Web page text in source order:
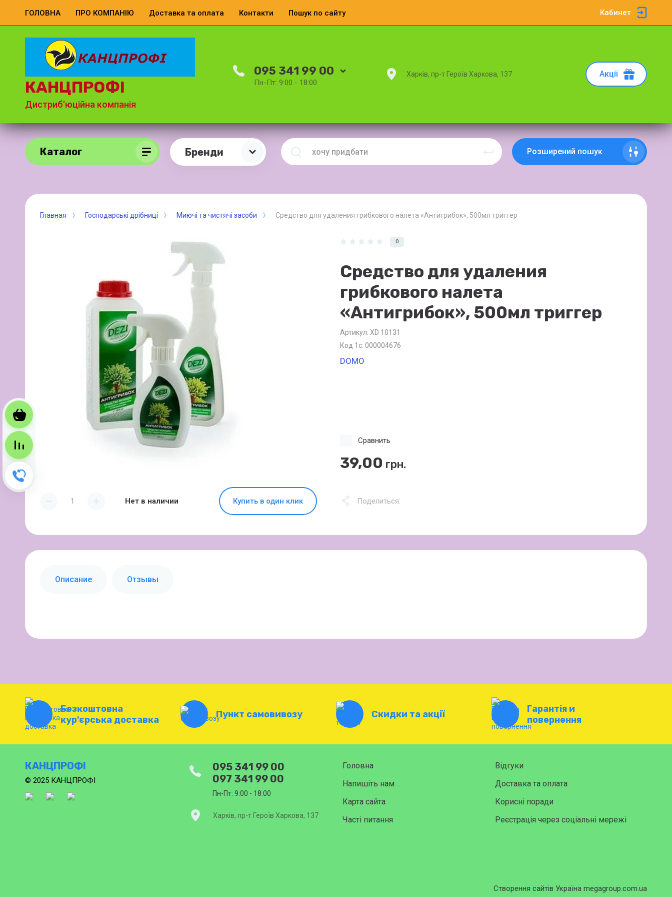
ГОЛОВНА ПРО КОМПАНІЮ Доставка та оплата Контакти Пошук по сайту Кабинет
КАНЦПРОФІ
Дистриб'юційна компанія
095 341 99 00
Пн-Пт: 9:00 - 18:00
Харків, пр-т Героїв Харкова, 137 Акції
Каталог Бренди Розширений пошук
Главная Господарські дрібниці Миючі та чистячі засоби Средство для удаления грибкового налета «Антигрибок», 500мл триггер
0
Средство для удаления
грибкового налета
«Антигрибок», 500мл триггер
Артикул: XD 10131
Код 1с: 000004676
DOMO
39,00 грн.
Сравнить
Нет в наличии Купить в один клик Поделиться:
Описание Отзывы
Безкоштовна
кур'єрська доставка
Пункт самовивозу Скидки та акції
Гарантія и
повернення
КАНЦПРОФІ
© 2025 КАНЦПРОФІ
095 341 99 00
097 341 99 00
Пн-Пт: 9:00 - 18:00
Харків, пр-т Героїв Харкова, 137
Головна
Відгуки
Напишіть нам
Доставка та оплата
Карта сайта
Корисні поради
Часті питання
Реєстрація через соціальні мережі
Створення сайтів Україна megagroup.com.ua